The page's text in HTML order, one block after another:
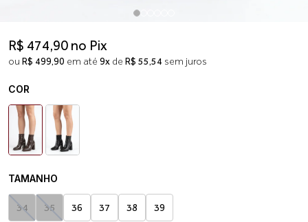
R$ 474,90 no Pix
ou R$ 499,90 em até 9x de R$ 55,54 sem juros
COR
TAMANHO
34 35 36 37 38 39